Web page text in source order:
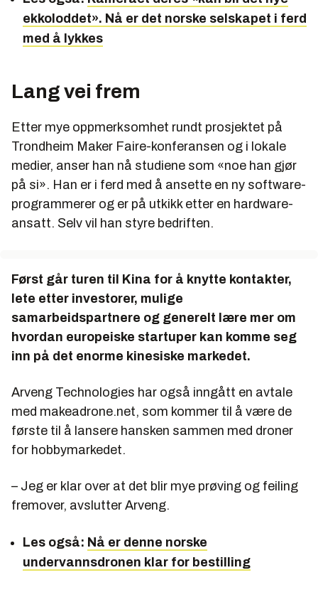
ekkoloddet». Nå er det norske selskapet i ferd
med å lykkes
Lang vei frem
Etter mye oppmerksomhet rundt prosjektet på
Trondheim Maker Faire-konferansen og i lokale
medier, anser han nå studiene som «noe han gjør
på si». Han er i ferd med å ansette en ny software-
programmerer og er på utkikk etter en hardware-
ansatt. Selv vil han styre bedriften.
Først går turen til Kina for å knytte kontakter,
lete etter investorer, mulige
samarbeidspartnere og generelt lære mer om
hvordan europeiske startuper kan komme seg
inn på det enorme kinesiske markedet.
Arveng Technologies har også inngått en avtale
med makeadrone.net, som kommer til å være de
første til å lansere hansken sammen med droner
for hobbymarkedet.
– Jeg er klar over at det blir mye prøving og feiling
fremover, avslutter Arveng.
Les også: Nå er denne norske
undervannsdronen klar for bestilling